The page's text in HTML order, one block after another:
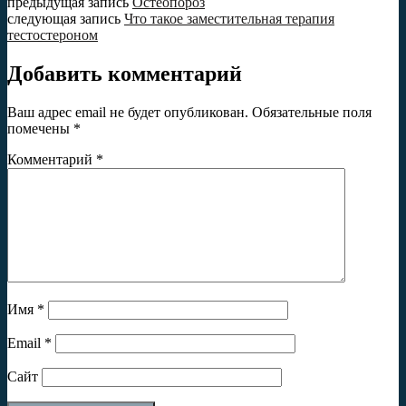
следующая запись Что такое заместительная терапия
тестостероном
Добавить комментарий
Ваш адрес email не будет опубликован. Обязательные поля
помечены *
Комментарий *
Имя *
Email *
Сайт